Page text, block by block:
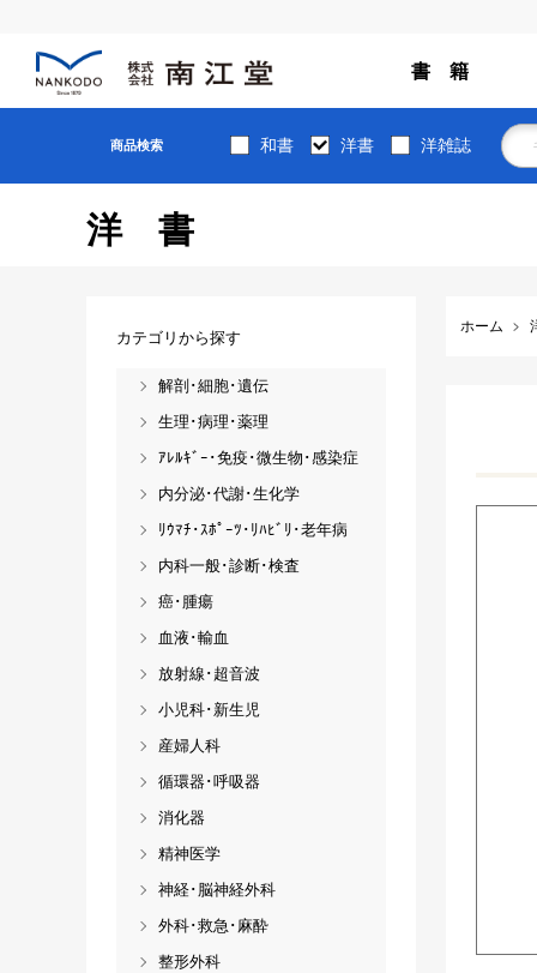
書 籍
商品検索 和書 洋書 洋雑誌
洋書
ホーム
カテゴリから探す
解剖･細胞･遺伝
生理･病理･薬理
ｱﾚﾙｷﾞｰ･免疫･微生物･感染症
内分泌･代謝･生化学
ﾘｳﾏﾁ･ｽﾎﾟｰﾂ･ﾘﾊﾋﾞﾘ･老年病
内科一般･診断･検査
癌･腫瘍
血液･輸血
放射線･超音波
小児科･新生児
産婦人科
循環器･呼吸器
消化器
精神医学
神経･脳神経外科
外科･救急･麻酔
整形外科